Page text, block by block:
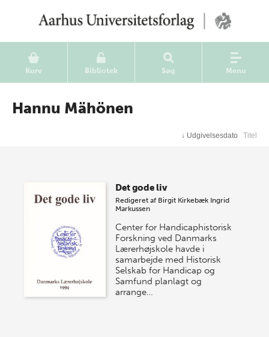
Kurv Bibliotek Søg Menu
Hannu Mähönen
↓ Udgivelsesdato Titel
Det gode liv
Redigeret af Birgit Kirkebæk Ingrid
Markussen
Center for Handicaphistorisk
Forskning ved Danmarks
Lærerhøjskole havde i
samarbejde med Historisk
Selskab for Handicap og
Samfund planlagt og
arrange…